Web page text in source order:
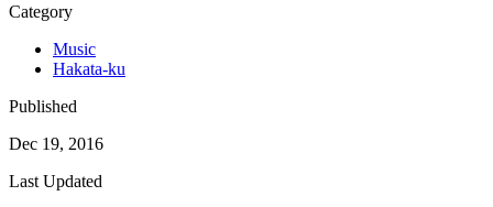
Category
Music
Hakata-ku
Published
Dec 19, 2016
Last Updated